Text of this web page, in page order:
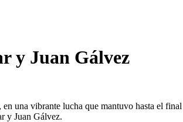
y Juan Gálvez
una vibrante lucha que mantuvo hasta el
y Juan Gálvez.